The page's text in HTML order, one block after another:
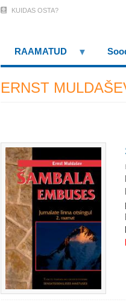
Menu
(logged
KUIDAS OSTA?
RAAMATUD
ERNST